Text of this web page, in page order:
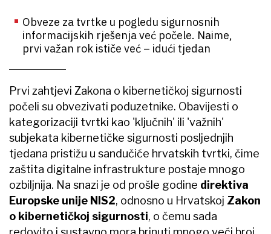
Obveze za tvrtke u pogledu sigurnosnih
informacijskih rješenja već počele. Naime,
prvi važan rok ističe već – idući tjedan
Prvi zahtjevi Zakona o kibernetičkoj sigurnosti
počeli su obvezivati poduzetnike. Obavijesti o
kategorizaciji tvrtki kao 'ključnih' ili 'važnih'
subjekata kibernetičke sigurnosti posljednjih
tjedana pristižu u sandučiće hrvatskih tvrtki, čime
zaštita digitalne infrastrukture postaje mnogo
ozbiljnija. Na snazi je od prošle godine direktiva
Europske unije NIS2, odnosno u Hrvatskoj Zakon
o kibernetičkoj sigurnosti, o čemu sada